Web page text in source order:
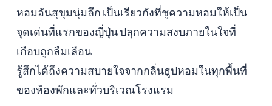
หอมอันสุขุมนุ่มลึก เป็นเรียวกังที่ชูความหอมให้เป็น
จุดเด่นที่แรกของญี่ปุ่น ปลุกความสงบภายในใจที่
เกือบถูกลืมเลือน
รู้สึกได้ถึงความสบายใจจากกลิ่นธูปหอมในทุกพื้นที่
ของห้องพักและทั่วบริเวณโรงแรม